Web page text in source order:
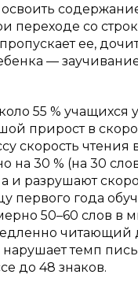
со
ее,
—
55 % учащихся
прирост в
скорость чтения
на 30 % (на 30
разрушают
первого года
50–60 слов в
читающий
темп
до 48 знаков.